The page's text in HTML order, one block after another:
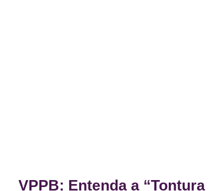
VPPB: Entenda a “Tontura